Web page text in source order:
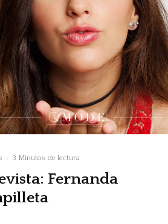
· 3 Minutos de lectura
Fernanda